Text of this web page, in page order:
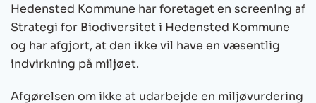
Hedensted Kommune har foretaget en screening af
Strategi for Biodiversitet i Hedensted Kommune
og har afgjort, at den ikke vil have en væsentlig
indvirkning på miljøet.
Afgørelsen om ikke at udarbejde en miljøvurdering